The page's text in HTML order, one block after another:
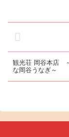
観光荘 岡谷本店
な岡谷うなぎ～